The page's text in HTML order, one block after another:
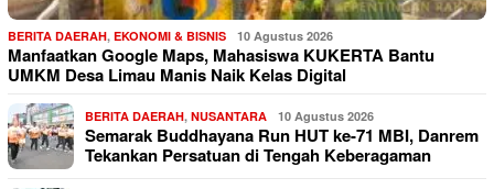
BERITA DAERAH, EKONOMI & BISNIS 10 Agustus 2026
Manfaatkan Google Maps, Mahasiswa KUKERTA Bantu
UMKM Desa Limau Manis Naik Kelas Digital
BERITA DAERAH, NUSANTARA 10 Agustus 2026
Semarak Buddhayana Run HUT ke-71 MBI, Danrem
Tekankan Persatuan di Tengah Keberagaman